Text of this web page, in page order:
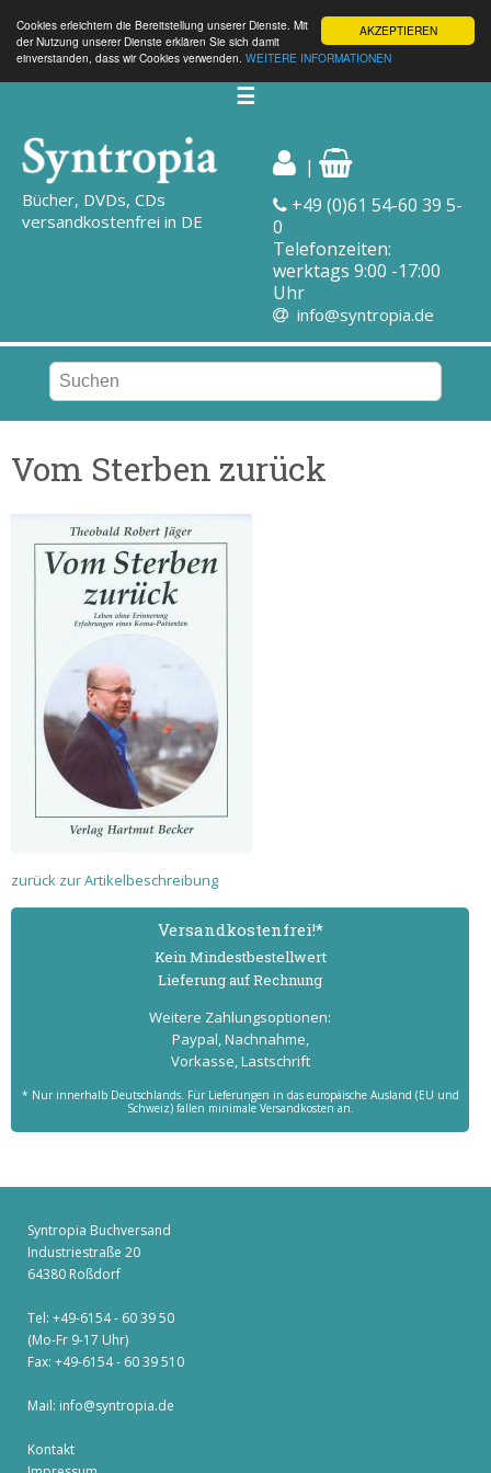
AKZEPTIEREN
Cookies erleichtern die Bereitstellung unserer Dienste. Mit
der Nutzung unserer Dienste erklären Sie sich damit
einverstanden, dass wir Cookies verwenden. WEITERE INFORMATIONEN
☰
Bücher, DVDs, CDs
versandkostenfrei in DE
|
+49 (0)61 54-60 39 5-
0
Telefonzeiten:
werktags 9:00 -17:00
Uhr
info@syntropia.de
Vom Sterben zurück
zurück zur Artikelbeschreibung
Versand­kostenfrei!*
Kein Mindest­bestell­wert
Lieferung auf Rechnung
Weitere Zahlungs­optionen:
Paypal, Nachnahme,
Vorkasse, Lastschrift
* Nur innerhalb Deutschlands. Für Lieferungen in das europäische Ausland (EU und
Schweiz) fallen minimale Versandkosten an.
Syntropia Buchversand
Industriestraße 20
64380 Roßdorf
Tel: +49-6154 - 60 39 50
(Mo-Fr 9-17 Uhr)
Fax: +49-6154 - 60 39 510
Mail: info@syntropia.de
Kontakt